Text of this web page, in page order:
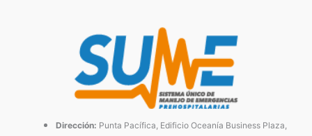
Dirección: Punta Pacífica, Edificio Oceanía Business Plaza,